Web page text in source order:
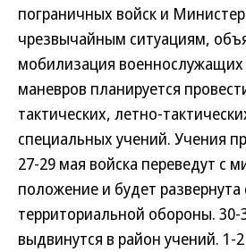
пограничных войск и
чрезвычайным ситуациям,
мобилизация военнослужащих
маневров планируется
тактических, летно-
специальных учений. Учения
27-29 мая войска переведут с
положение и будет развернута
территориальной обороны. 30-
выдвинутся в район учений. 1-